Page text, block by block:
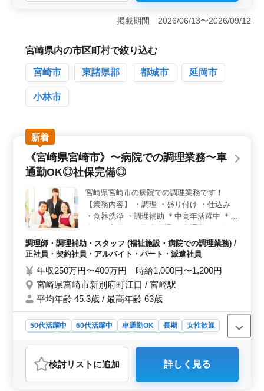
＜勤務地の利便性＞ アクセスが良く、車通勤も可能で
す。通勤のしやすさが魅力的で、日常のストレスを軽減
できます。 ＜働きやすい環境＞ 週休2日のシフト制
のバランスが取りやすいです。社会保険完備で安心して
長期で働けます。 ＜経験を活かせる＞ 調理経験3年
以上ある方を対象としており、ブランクがある方も歓迎
します。 50代、60代も活躍中で、年齢を問わずチャレ
ンジできる職場です。
掲載期間 2026/06/13〜2026/09/12
宮崎県内の市区町村で絞り込む
宮崎市 東諸県郡 都城市 延岡市
小林市
新着
《宮崎県宮崎市》〜病院での調理業務〜車
通勤OK◎社保完備◎
宮崎県宮崎市の病院での調理業務です！
【業務内容】 ・調理 ・盛り付け ・仕込み
・食器洗浄 ・調理補助 ＊中高年活躍中 ＊社
で培ってきた経験を若手に教えていきません
か？ ブランクのある方もご応募可能！まず
調理師・調理補助・スタッフ (福祉施設・病院での調理業務) /
正社員・契約社員・アルバイト・パート・派遣社員
年収250万円〜400万円 時給1,000円〜1,200円
宮崎県宮崎市新別府町江口 / 宮崎駅
平均年齢 45.3歳 / 最高年齢 63歳
50代活躍中 60代活躍中 車通勤OK 長期
女性歓迎
おすすめポイント
＜交通の便利さ＞ 車通勤が可能で、アクセスしやすい
検討リスト に追加 詳しく見る